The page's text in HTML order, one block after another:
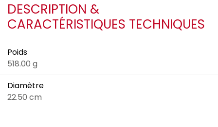
DESCRIPTION &
CARACTÉRISTIQUES TECHNIQUES
Poids
518.00 g
Diamètre
22.50 cm